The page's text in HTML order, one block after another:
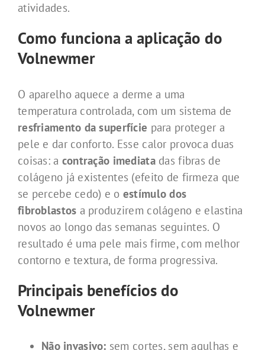
atividades.
Como funciona a aplicação do
Volnewmer
O aparelho aquece a derme a uma
temperatura controlada, com um sistema de
resfriamento da superfície para proteger a
pele e dar conforto. Esse calor provoca duas
coisas: a contração imediatadas fibras de
colágeno já existentes (efeito de firmeza que
se percebe cedo) e o estímulo dos
fibroblastos a produzirem colágeno e elastina
novos ao longo das semanas seguintes. O
resultado é uma pele mais firme, com melhor
contorno e textura, de forma progressiva.
Principais benefícios do
Volnewmer
Não invasivo: sem cortes, sem agulhas e